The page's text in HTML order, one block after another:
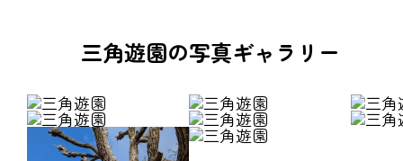
三角遊園の写真ギャラリー